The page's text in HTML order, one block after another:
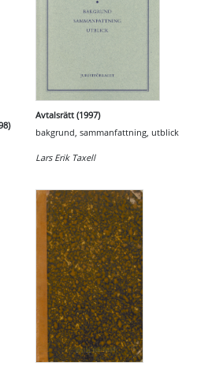
Avtalsrätt (1997)
bakgrund, sammanfattning, utblick
Lars Erik Taxell